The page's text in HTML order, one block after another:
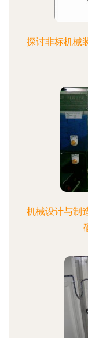
探讨非标机械
机械设计与制